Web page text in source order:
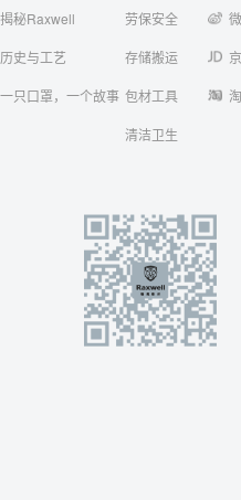
揭秘Raxwell
历史与工艺
一只口罩，一个故事
劳保安全
存储搬运
包材工具
清洁卫生